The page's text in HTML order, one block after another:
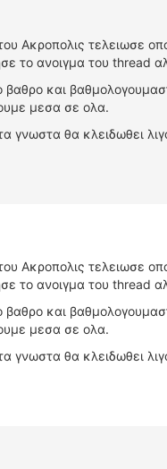
Ακροπολις τελειωσε
το ανοιγμα του thread
βαθρο και
μεσα σε ολα.
γνωστα θα κλειδωθει
Ακροπολις τελειωσε
το ανοιγμα του thread
βαθρο και
μεσα σε ολα.
γνωστα θα κλειδωθει